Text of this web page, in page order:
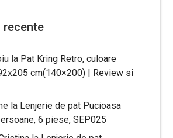
recente
la Pat Kring Retro, culoare
cm(140×200) | Review si
la Lenjerie de pat Pucioasa
6 piese, SEP025